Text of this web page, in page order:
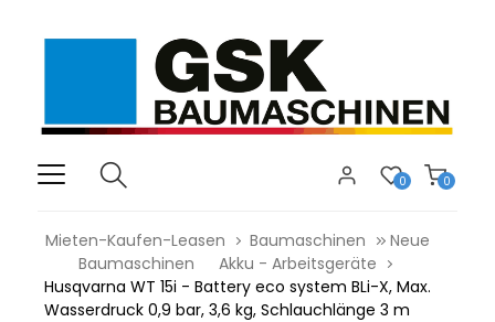
0
0
Mieten-Kaufen-Leasen Baumaschinen
Neue
Baumaschinen
Akku - Arbeitsgeräte
Husqvarna WT 15i - Battery eco system BLi-X, Max.
Wasserdruck 0,9 bar, 3,6 kg, Schlauchlänge 3 m